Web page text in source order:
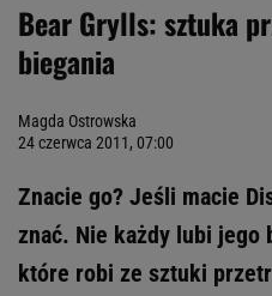
Bear Grylls: sztuka
biegania
Magda Ostrowska
24 czerwca 2011, 07:00
Znacie go? Jeśli macie
znać. Nie każdy lubi jego
które robi ze sztuki